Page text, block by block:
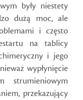
były niestety
dużą moc, ale
i często
na tablicy
i jego
wypłynięcie
strumieniowym
przekazujący